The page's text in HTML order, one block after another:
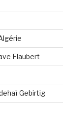
Flaubert
Gebirtig